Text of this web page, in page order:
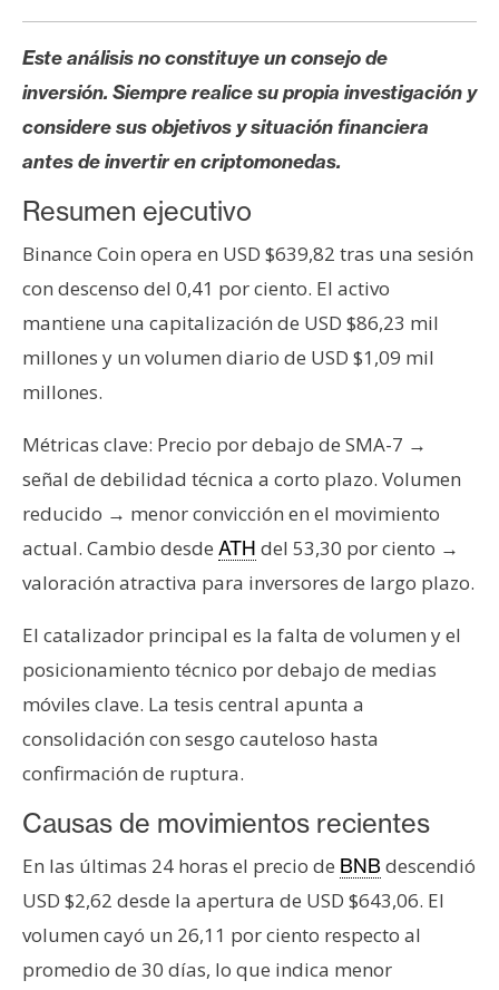
A
n
á
i
s
i
s
N
o
t
s
d
e
P
r
e
s
a
T
e
a
s
R
e
Este análisis no constituye un consejo de
inversión. Siempre realice su propia investigación y
considere sus objetivos y situación financiera
antes de invertir en criptomonedas.
Resumen ejecutivo
Binance Coin opera en USD $639,82 tras una sesión
con descenso del 0,41 por ciento. El activo
mantiene una capitalización de USD $86,23 mil
millones y un volumen diario de USD $1,09 mil
millones.
Métricas clave: Precio por debajo de SMA-7 →
señal de debilidad técnica a corto plazo. Volumen
reducido → menor convicción en el movimiento
actual. Cambio desde ATH del 53,30 por ciento →
valoración atractiva para inversores de largo plazo.
El catalizador principal es la falta de volumen y el
posicionamiento técnico por debajo de medias
móviles clave. La tesis central apunta a
consolidación con sesgo cauteloso hasta
confirmación de ruptura.
Causas de movimientos recientes
En las últimas 24 horas el precio de BNB descendió
USD $2,62 desde la apertura de USD $643,06. El
volumen cayó un 26,11 por ciento respecto al
promedio de 30 días, lo que indica menor